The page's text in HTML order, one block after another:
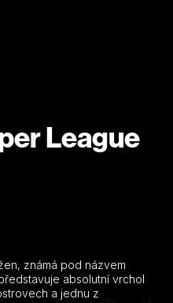
League
známá pod názvem
absolutní vrchol
a jednu z